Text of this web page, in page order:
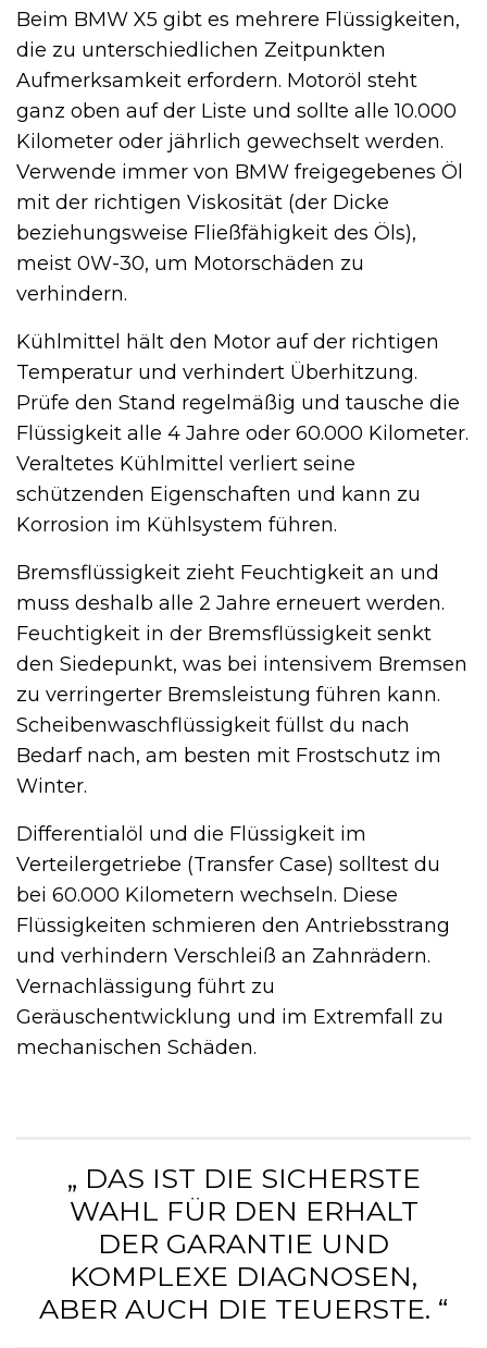
Beim BMW X5 gibt es mehrere Flüssigkeiten,
die zu unterschiedlichen Zeitpunkten
Aufmerksamkeit erfordern. Motoröl steht
ganz oben auf der Liste und sollte alle 10.000
Kilometer oder jährlich gewechselt werden.
Verwende immer von BMW freigegebenes Öl
mit der richtigen Viskosität (der Dicke
beziehungsweise Fließfähigkeit des Öls),
meist 0W-30, um Motorschäden zu
verhindern.
Kühlmittel hält den Motor auf der richtigen
Temperatur und verhindert Überhitzung.
Prüfe den Stand regelmäßig und tausche die
Flüssigkeit alle 4 Jahre oder 60.000 Kilometer.
Veraltetes Kühlmittel verliert seine
schützenden Eigenschaften und kann zu
Korrosion im Kühlsystem führen.
Bremsflüssigkeit zieht Feuchtigkeit an und
muss deshalb alle 2 Jahre erneuert werden.
Feuchtigkeit in der Bremsflüssigkeit senkt
den Siedepunkt, was bei intensivem Bremsen
zu verringerter Bremsleistung führen kann.
Scheibenwaschflüssigkeit füllst du nach
Bedarf nach, am besten mit Frostschutz im
Winter.
Differentialöl und die Flüssigkeit im
Verteilergetriebe (Transfer Case) solltest du
bei 60.000 Kilometern wechseln. Diese
Flüssigkeiten schmieren den Antriebsstrang
und verhindern Verschleiß an Zahnrädern.
Vernachlässigung führt zu
Geräuschentwicklung und im Extremfall zu
mechanischen Schäden.
„ DAS IST DIE SICHERSTE
WAHL FÜR DEN ERHALT
DER GARANTIE UND
KOMPLEXE DIAGNOSEN,
ABER AUCH DIE TEUERSTE. “